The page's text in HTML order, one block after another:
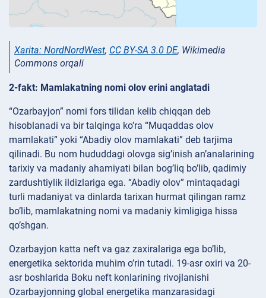
Xarita: NordNordWest, CC BY-SA 3.0 DE, Wikimedia
Commons orqali
2-fakt: Mamlakatning nomi olov erini anglatadi
“Ozarbayjon” nomi fors tilidan kelib chiqqan deb
hisoblanadi va bir talqinga ko’ra “Muqaddas olov
mamlakati” yoki “Abadiy olov mamlakati” deb tarjima
qilinadi. Bu nom hududdagi olovga sig’inish an’analarining
tarixiy va madaniy ahamiyati bilan bog’liq bo’lib, qadimiy
zardushtiylik ildizlariga ega. “Abadiy olov” mintaqadagi
turli madaniyat va dinlarda tarixan hurmat qilingan ramz
bo’lib, mamlakatning nomi va madaniy kimligiga hissa
qo’shgan.
Ozarbayjon katta neft va gaz zaxiralariga ega bo’lib,
energetika sektorida muhim o’rin tutadi. 19-asr oxiri va 20-
asr boshlarida Boku neft konlarining rivojlanishi
Ozarbayjonning global energetika manzarasidagi